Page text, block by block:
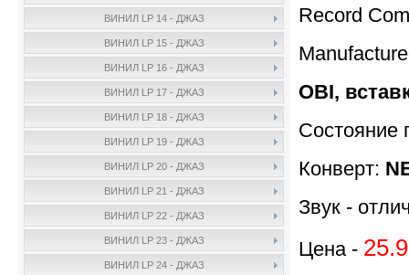
ВИНИЛ LP 14 - ДЖАЗ
ВИНИЛ LP 15 - ДЖАЗ
ВИНИЛ LP 16 - ДЖАЗ
ВИНИЛ LP 17 - ДЖАЗ
ВИНИЛ LP 18 - ДЖАЗ
ВИНИЛ LP 19 - ДЖАЗ
ВИНИЛ LP 20 - ДЖАЗ
ВИНИЛ LP 21 - ДЖАЗ
ВИНИЛ LP 22 - ДЖАЗ
ВИНИЛ LP 23 - ДЖАЗ
ВИНИЛ LP 24 - ДЖАЗ
Record
OBI,
Состояние
Конверт:
Звук -
Цена -